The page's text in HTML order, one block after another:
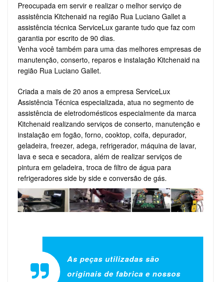
Preocupada em servir e realizar o melhor serviço de
assistência Kitchenaid na região Rua Luciano Gallet a
assistência técnica ServiceLux garante tudo que faz com
garantia por escrito de 90 dias.
Venha você também para uma das melhores empresas de
manutenção, conserto, reparos e instalação Kitchenaid na
região Rua Luciano Gallet.
Criada a mais de 20 anos a empresa ServiceLux
Assistência Técnica especializada, atua no segmento de
assistência de eletrodomésticos especialmente da marca
Kitchenaid realizando serviços de conserto, manutenção e
instalação em fogão, forno, cooktop, coifa, depurador,
geladeira, freezer, adega, refrigerador, máquina de lavar,
lava e seca e secadora, além de realizar serviços de
pintura em geladeira, troca de filtro de água para
refrigeradores side by side e conversão de gás.
As peças utilizadas são
originais de fabrica e nossos